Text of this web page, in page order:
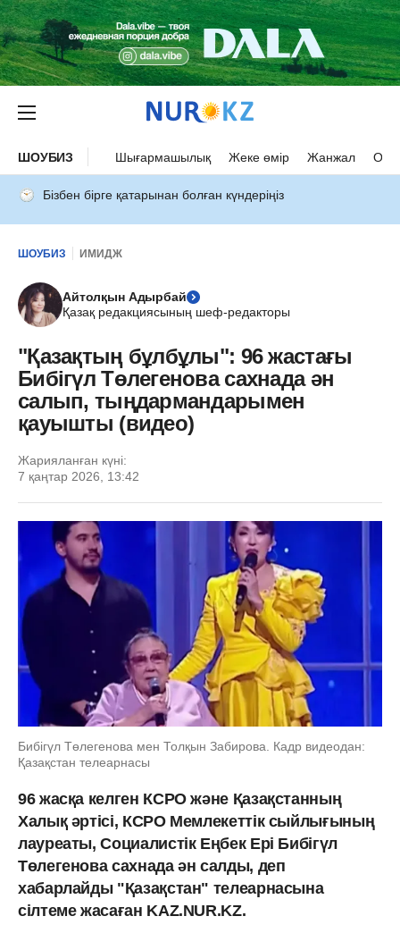
ШОУБИЗ Шығармашылық Жеке өмір Жанжал
Бізбен бірге қатарынан болған күндеріңіз
ШОУБИЗ ИМИДЖ
Айтолқын Адырбай
Қазақ редакциясының шеф-редакторы
"Қазақтың бұлбұлы": 96 жастағы
Бибігүл Төлегенова сахнада ән
салып, тыңдармандарымен
қауышты (видео)
Жарияланған күні:
7 қаңтар 2026, 13:42
Бибігүл Төлегенова мен Толқын Забирова. Кадр видеодан:
Қазақстан телеарнасы
96 жасқа келген КСРО және Қазақстанның
Халық әртісі, КСРО Мемлекеттік сыйлығының
лауреаты, Социалистік Еңбек Ері Бибігүл
Төлегенова сахнада ән салды, деп
хабарлайды "Қазақстан" телеарнасына
сілтеме жасаған KAZ.NUR.KZ.